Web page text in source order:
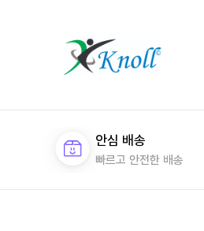
안심 배송
빠르고 안전한 배송